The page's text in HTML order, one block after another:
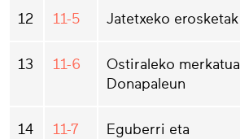
12 11-5 Jatetxeko erosketak
13 11-6
Ostiraleko merkatua
Donapaleun
14 11-7
Eguberri eta